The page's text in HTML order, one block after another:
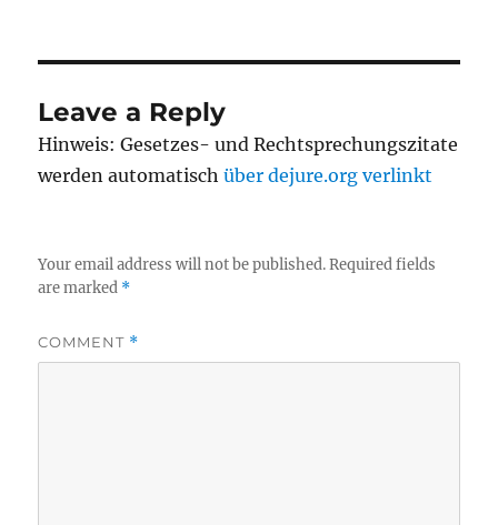
Leave a Reply
Hinweis: Gesetzes- und Rechtsprechungszitate
werden automatischüber dejure.org verlinkt
Your email address will not be published. Required fields
are marked *
COMMENT *